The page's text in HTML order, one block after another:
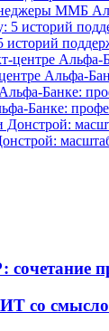
ММБ
Альфа-
Банке:
со